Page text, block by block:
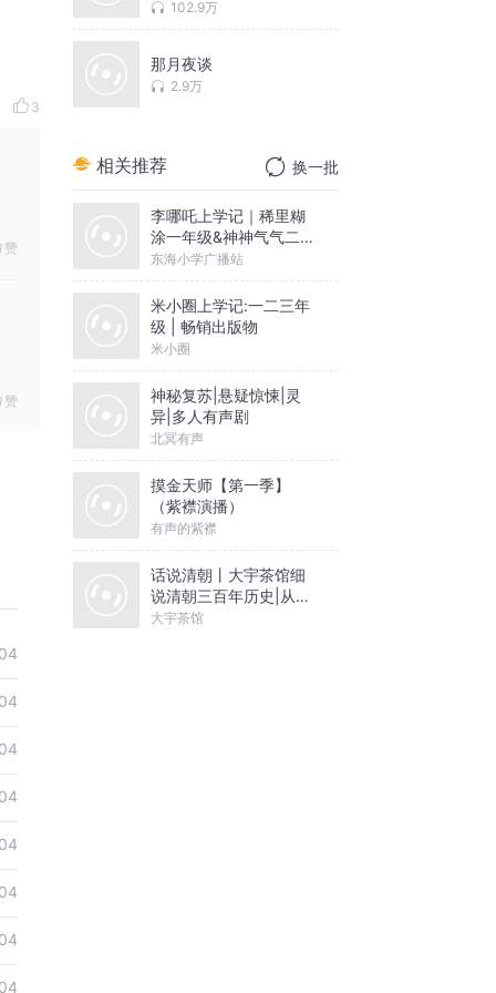
3
赞
赞
理 102.9万
那月夜谈
2.9万
相关推荐 换一批
李哪吒上学记｜稀里糊
涂一年级&神神气气二年
级
东海小学广播站
米小圈上学记:一二三年
级 | 畅销出版物
米小圈
神秘复苏|悬疑惊悚|灵
异|多人有声剧
北冥有声
摸金天师【第一季】
（紫襟演播）
有声的紫襟
话说清朝丨大宇茶馆细
说清朝三百年历史|从努
尔哈赤到末代皇帝溥仪|
大宇茶馆